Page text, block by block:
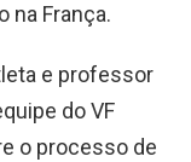
na França.
e professor
do VF
o processo de